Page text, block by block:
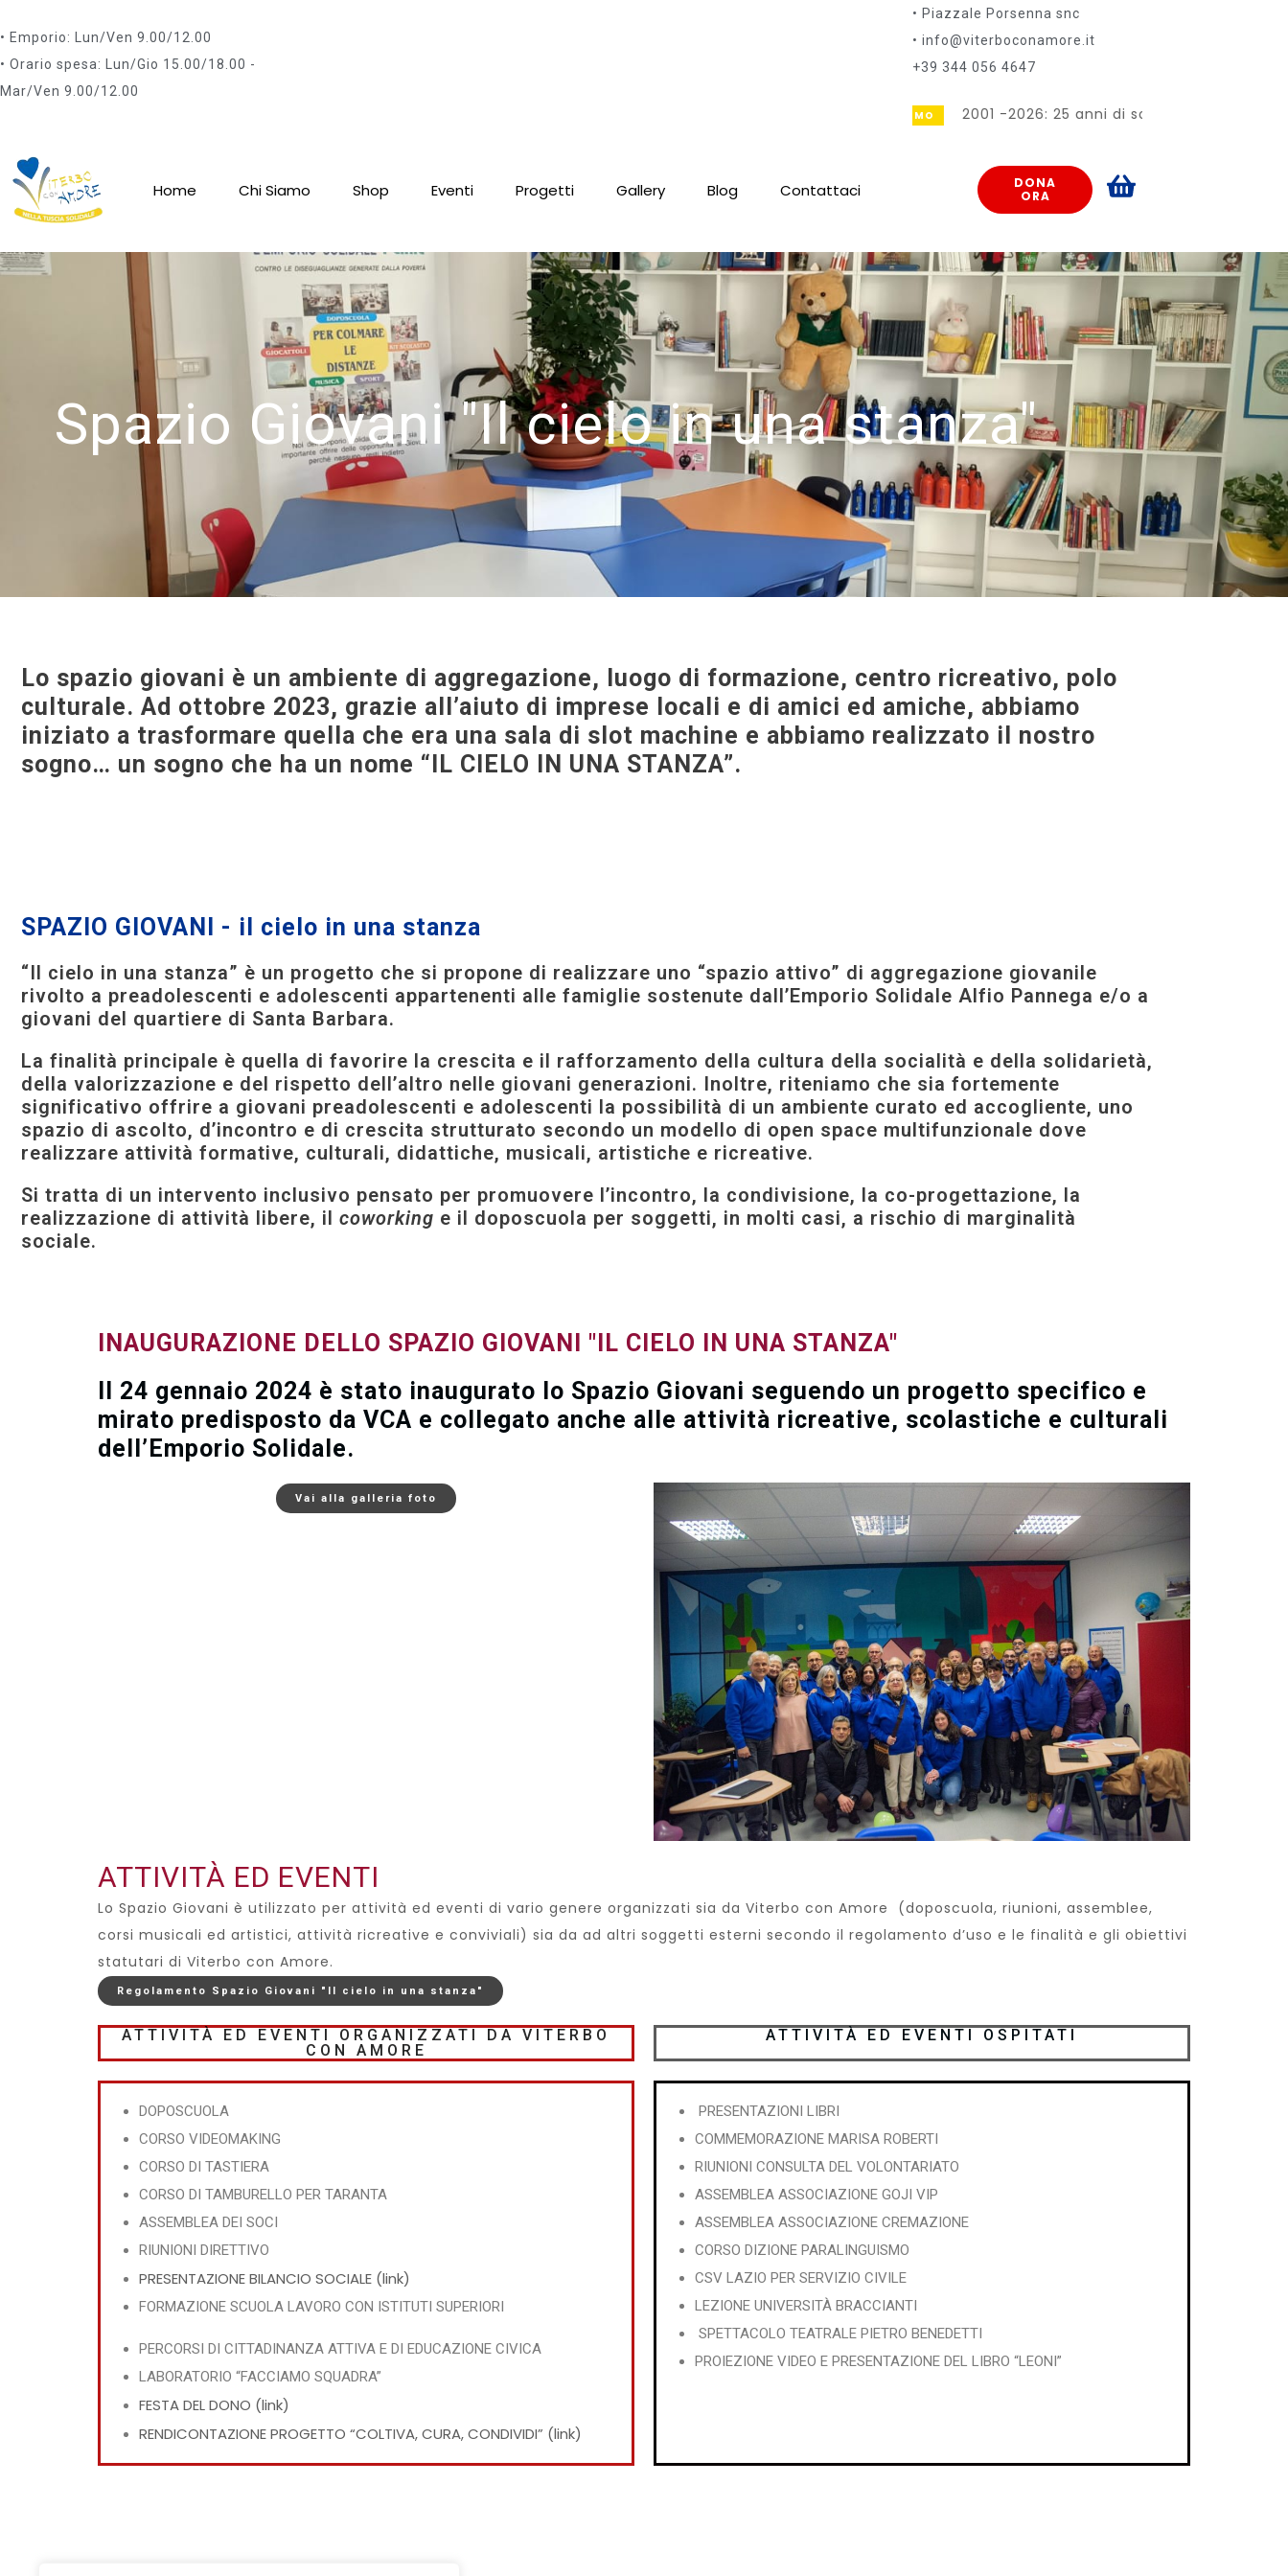
• Emporio: Lun/Ven 9.00/12.00
• Orario spesa: Lun/Gio 15.00/18.00 -
Mar/Ven 9.00/12.00
• Piazzale Porsenna snc
• info@viterboconamore.it
+39 344 056 4647
2001 -2026: 25 anni di solidarietà insieme!!!
Home Chi Siamo Shop Eventi Progetti Gallery Blog Contattaci
DONA
ORA
Spazio Giovani "Il cielo in una stanza"
Lo spazio giovani è un ambiente di aggregazione, luogo di formazione, centro ricreativo, polo
culturale. Ad ottobre 2023, grazie all’aiuto di imprese locali e di amici ed amiche, abbiamo
iniziato a trasformare quella che era una sala di slot machine e abbiamo realizzato il nostro
sogno… un sogno che ha un nome “IL CIELO IN UNA STANZA”.
SPAZIO GIOVANI - il cielo in una stanza
“Il cielo in una stanza” è un progetto che si propone di realizzare uno “spazio attivo” di aggregazione giovanile
rivolto a preadolescenti e adolescenti appartenenti alle famiglie sostenute dall’Emporio Solidale Alfio Pannega e/o a
giovani del quartiere di Santa Barbara.
La finalità principale è quella di favorire la crescita e il rafforzamento della cultura della socialità e della solidarietà,
della valorizzazione e del rispetto dell’altro nelle giovani generazioni. Inoltre, riteniamo che sia fortemente
significativo offrire a giovani preadolescenti e adolescenti la possibilità di un ambiente curato ed accogliente, uno
spazio di ascolto, d’incontro e di crescita strutturato secondo un modello di open space multifunzionale dove
realizzare attività formative, culturali, didattiche, musicali, artistiche e ricreative.
Si tratta di un intervento inclusivo pensato per promuovere l’incontro, la condivisione, la co-progettazione, la
realizzazione di attività libere, il coworking e il doposcuola per soggetti, in molti casi, a rischio di marginalità
sociale.
INAUGURAZIONE DELLO SPAZIO GIOVANI "IL CIELO IN UNA STANZA"
Il 24 gennaio 2024 è stato inaugurato lo Spazio Giovani seguendo un progetto specifico e
mirato predisposto da VCA e collegato anche alle attività ricreative, scolastiche e culturali
dell’Emporio Solidale.
Vai alla galleria foto
ATTIVITÀ ED EVENTI
Lo Spazio Giovani è utilizzato per attività ed eventi di vario genere organizzati sia da Viterbo con Amore (doposcuola, riunioni, assemblee,
corsi musicali ed artistici, attività ricreative e conviviali) sia da ad altri soggetti esterni secondo il regolamento d’uso e le finalità e gli obiettivi
statutari di Viterbo con Amore.
Regolamento Spazio Giovani "Il cielo in una stanza"
ATTIVITÀ ED EVENTI ORGANIZZATI DA VITERBO
CON AMORE
ATTIVITÀ ED EVENTI OSPITATI
DOPOSCUOLA
CORSO VIDEOMAKING
CORSO DI TASTIERA
CORSO DI TAMBURELLO PER TARANTA
ASSEMBLEA DEI SOCI
RIUNIONI DIRETTIVO
PRESENTAZIONE BILANCIO SOCIALE (link)
FORMAZIONE SCUOLA LAVORO CON ISTITUTI SUPERIORI
PERCORSI DI CITTADINANZA ATTIVA E DI EDUCAZIONE CIVICA
LABORATORIO “FACCIAMO SQUADRA”
FESTA DEL DONO (link)
RENDICONTAZIONE PROGETTO “COLTIVA, CURA, CONDIVIDI” (link)
PRESENTAZIONI LIBRI
COMMEMORAZIONE MARISA ROBERTI
RIUNIONI CONSULTA DEL VOLONTARIATO
ASSEMBLEA ASSOCIAZIONE GOJI VIP
ASSEMBLEA ASSOCIAZIONE CREMAZIONE
CORSO DIZIONE PARALINGUISMO
CSV LAZIO PER SERVIZIO CIVILE
LEZIONE UNIVERSITÀ BRACCIANTI
SPETTACOLO TEATRALE PIETRO BENEDETTI
PROIEZIONE VIDEO E PRESENTAZIONE DEL LIBRO “LEONI”